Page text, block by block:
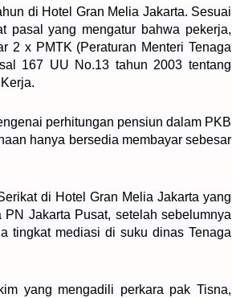
di Hotel Gran Melia Jakarta. Sesuai
pasal yang mengatur bahwa pekerja,
2 x PMTK (Peraturan Menteri Tenaga
167 UU No.13 tahun 2003 tentang
perhitungan pensiun dalam PKB
hanya bersedia membayar sebesar
di Hotel Gran Melia Jakarta yang
Jakarta Pusat, setelah sebelumnya
tingkat mediasi di suku dinas Tenaga
yang mengadili perkara pak Tisna,